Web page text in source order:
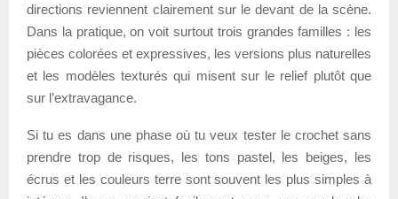
directions reviennent clairement sur le devant de la scène.
Dans la pratique, on voit surtout trois grandes familles : les
pièces colorées et expressives, les versions plus naturelles
et les modèles texturés qui misent sur le relief plutôt que
sur l’extravagance.
Si tu es dans une phase où tu veux tester le crochet sans
prendre trop de risques, les tons pastel, les beiges, les
écrus et les couleurs terre sont souvent les plus simples à